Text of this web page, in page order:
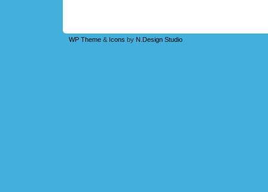
WP Theme & Icons by N.Design Studio